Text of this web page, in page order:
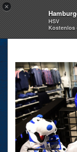
×
HSV
Kostenlos
skip_navigation